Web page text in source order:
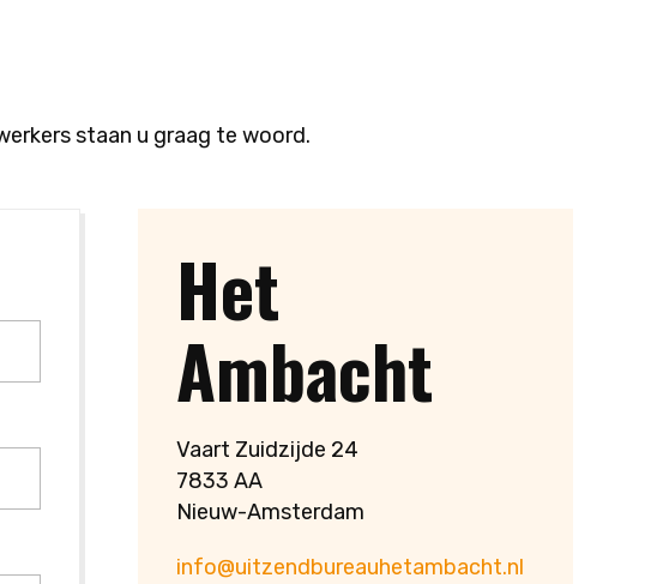
staan u graag te woord.
Het
Ambacht
Vaart Zuidzijde 24
7833 AA
Nieuw-Amsterdam
info@uitzendbureauhetambacht.nl